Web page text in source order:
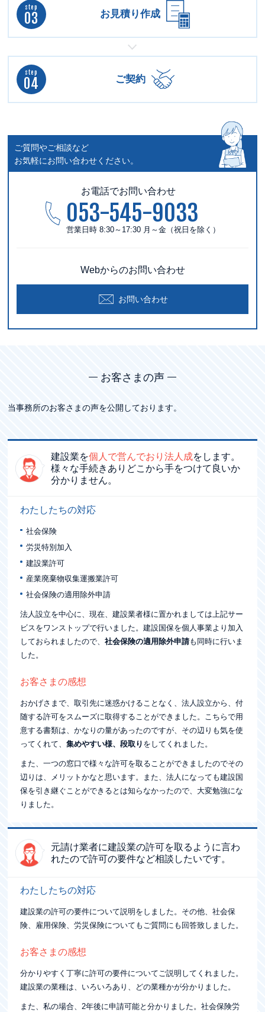
step
03 お見積り作成
step
04 ご契約
ご質問やご相談など
お気軽にお問い合わせください。
お電話でお問い合わせ
053-545-9033
営業日時 8:30～17:30 月～金（祝日を除く）
Webからのお問い合わせ
お問い合わせ
お客さまの声
当事務所のお客さまの声を公開しております。
建設業を個人で営んでおり法人成をします。
様々な手続きありどこから手をつけて良いか
分かりません。
わたしたちの対応
社会保険
労災特別加入
建設業許可
産業廃棄物収集運搬業許可
社会保険の適用除外申請
法人設立を中心に、現在、建設業者様に置かれましては上記サー
ビスをワンストップで行いました。建設国保を個人事業より加入
しておられましたので、社会保険の適用除外申請も同時に行いま
した。
お客さまの感想
おかげさまで、取引先に迷惑かけることなく、法人設立から、付
随する許可をスムーズに取得することができました。こちらで用
意する書類は、かなりの量があったのですが、その辺りも気を使
ってくれて、集めやすい様、段取り をしてくれました。
また、一つの窓口で様々な許可を取ることができましたのでその
辺りは、メリットかなと思います。また、法人になっても建設国
保を引き継ぐことができるとは知らなかったので、大変勉強にな
りました。
元請け業者に建設業の許可を取るように言わ
れたので許可の要件など相談したいです。
わたしたちの対応
建設業の許可の要件について説明をしました。その他、社会保
険、雇用保険、労災保険についてもご質問にも回答致しました。
お客さまの感想
分かりやすく丁寧に許可の要件についてご説明してくれました。
建設業の業種は、いろいろあり、どの業種かが分かりました。
また、私の場合、2年後に申請可能と分かりました。社会保険労